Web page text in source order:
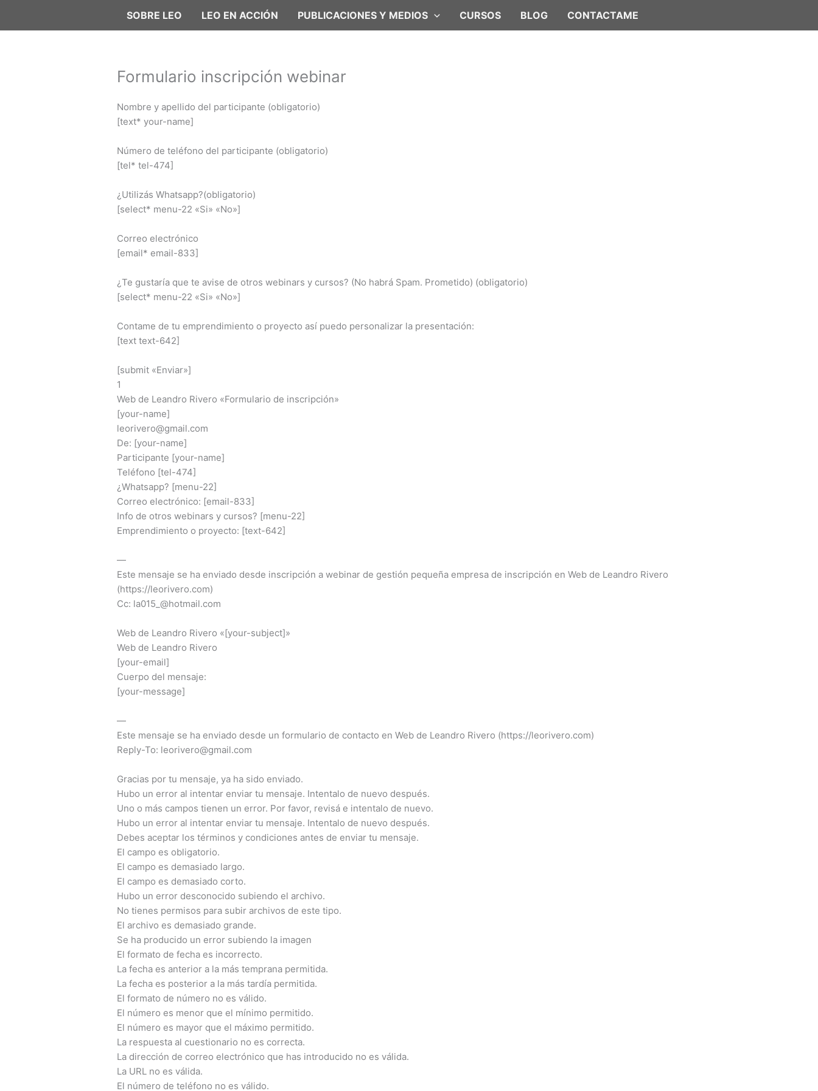
SOBRE LEO LEO EN ACCIÓN PUBLICACIONES Y MEDIOS CURSOS BLOG CONTACTAME
Formulario inscripción webinar
Nombre y apellido del participante (obligatorio)
[text* your-name]
Número de teléfono del participante (obligatorio)
[tel* tel-474]
¿Utilizás Whatsapp?(obligatorio)
[select* menu-22 «Si» «No»]
Correo electrónico
[email* email-833]
¿Te gustaría que te avise de otros webinars y cursos? (No habrá Spam. Prometido) (obligatorio)
[select* menu-22 «Si» «No»]
Contame de tu emprendimiento o proyecto así puedo personalizar la presentación:
[text text-642]
[submit «Enviar»]
1
Web de Leandro Rivero «Formulario de inscripción»
[your-name]
leorivero@gmail.com
De: [your-name]
Participante [your-name]
Teléfono [tel-474]
¿Whatsapp? [menu-22]
Correo electrónico: [email-833]
Info de otros webinars y cursos? [menu-22]
Emprendimiento o proyecto: [text-642]
—
Este mensaje se ha enviado desde inscripción a webinar de gestión pequeña empresa de inscripción en Web de Leandro Rivero
(https://leorivero.com)
Cc: la015_@hotmail.com
Web de Leandro Rivero «[your-subject]»
Web de Leandro Rivero
[your-email]
Cuerpo del mensaje:
[your-message]
—
Este mensaje se ha enviado desde un formulario de contacto en Web de Leandro Rivero (https://leorivero.com)
Reply-To: leorivero@gmail.com
Gracias por tu mensaje, ya ha sido enviado.
Hubo un error al intentar enviar tu mensaje. Intentalo de nuevo después.
Uno o más campos tienen un error. Por favor, revisá e intentalo de nuevo.
Hubo un error al intentar enviar tu mensaje. Intentalo de nuevo después.
Debes aceptar los términos y condiciones antes de enviar tu mensaje.
El campo es obligatorio.
El campo es demasiado largo.
El campo es demasiado corto.
Hubo un error desconocido subiendo el archivo.
No tienes permisos para subir archivos de este tipo.
El archivo es demasiado grande.
Se ha producido un error subiendo la imagen
El formato de fecha es incorrecto.
La fecha es anterior a la más temprana permitida.
La fecha es posterior a la más tardía permitida.
El formato de número no es válido.
El número es menor que el mínimo permitido.
El número es mayor que el máximo permitido.
La respuesta al cuestionario no es correcta.
La dirección de correo electrónico que has introducido no es válida.
La URL no es válida.
El número de teléfono no es válido.